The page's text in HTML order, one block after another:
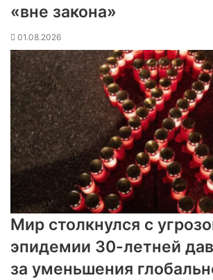
«вне закона»
01.08.2026
Мир столкнулся с
эпидемии 30-летней
за уменьшения